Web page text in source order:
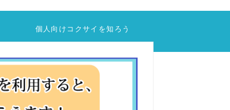
個人向けコクサイを知ろう